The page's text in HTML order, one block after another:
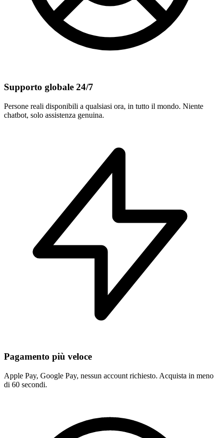
Supporto globale 24/7
Persone reali disponibili a qualsiasi ora, in tutto il mondo. Niente
chatbot, solo assistenza genuina.
Pagamento più veloce
Apple Pay, Google Pay, nessun account richiesto. Acquista in meno
di 60 secondi.